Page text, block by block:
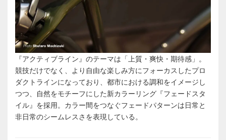
『アクティブライン』のテーマは「上質・爽快・期待感」。
競技だけでなく、より自由な楽しみ方にフォーカスしたプロ
ダクトラインになっており、都市における調和をイメージし
つつ、自然をモチーフにした新カラーリング『フェードスタ
イル』を採用。カラー間をつなぐフェードパターンは日常と
非日常のシームレスさを表現している。